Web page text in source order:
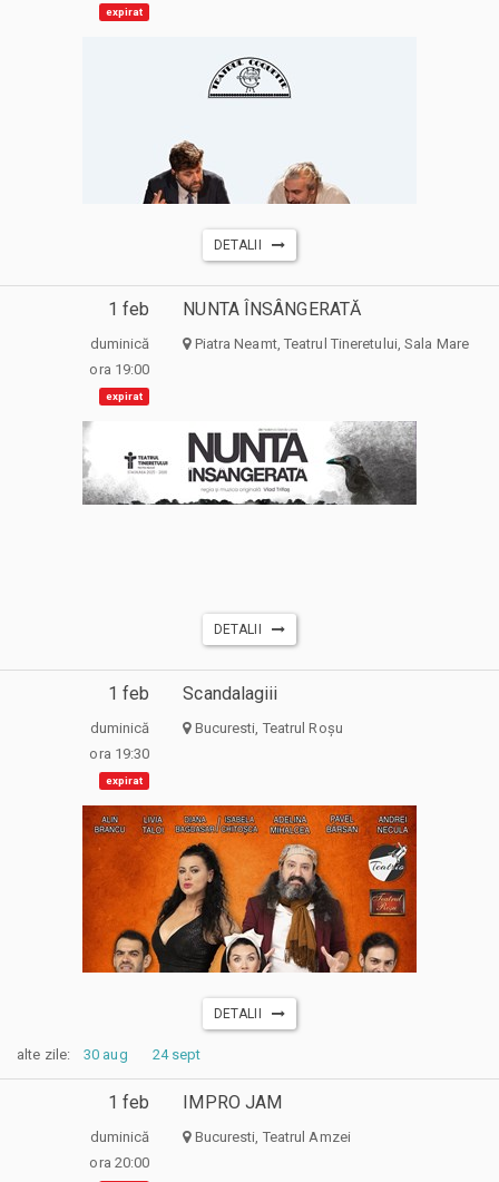
expirat
DETALII
1 feb
duminică
ora 19:00
expirat
NUNTA ÎNSÂNGERATĂ
Piatra Neamt, Teatrul Tineretului, Sala Mare
DETALII
1 feb
duminică
ora 19:30
expirat
Scandalagiii
Bucuresti, Teatrul Roșu
DETALII
alte zile: 30 aug 24 sept
1 feb
duminică
ora 20:00
IMPRO JAM
Bucuresti, Teatrul Amzei